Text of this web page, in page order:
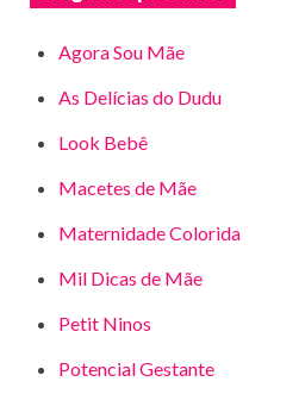
Agora Sou Mãe
As Delícias do Dudu
Look Bebê
Macetes de Mãe
Maternidade Colorida
Mil Dicas de Mãe
Petit Ninos
Potencial Gestante